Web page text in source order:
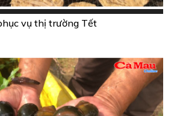
vụ thị trường Tết